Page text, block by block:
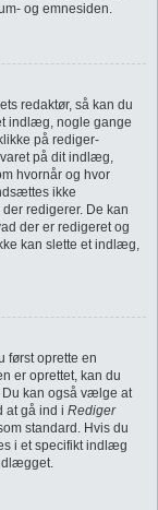
og emnesiden.
redaktør, så kan du
indlæg, nogle gange
på rediger-
på dit indlæg,
hvornår og hvor
ikke
redigerer. De kan
der er redigeret og
kan slette et indlæg,
først oprette en
er oprettet, kan du
kan også vælge at
at gå ind i Rediger
standard. Hvis du
i et specifikt indlæg